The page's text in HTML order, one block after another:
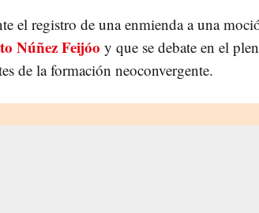
el registro de una enmienda a una
Núñez Feijóo y que se debate en el
de la formación neoconvergente.